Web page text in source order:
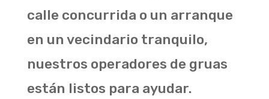
calle concurrida o un arranque
en un vecindario tranquilo,
nuestros operadores de gruas
están listos para ayudar.